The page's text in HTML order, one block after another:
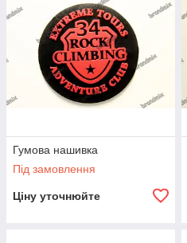
Гумова нашивка
Під замовлення
Ціну уточнюйте